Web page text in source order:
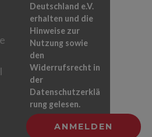
Deutschland e.V.
erhalten und die
Hinweise zur
Nutzung sowie
den
Widerrufsrecht in
der
Datenschutzerklä
rung gelesen.